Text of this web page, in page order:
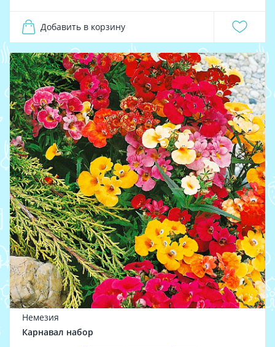
Добавить в корзину
Немезия
Карнавал набор